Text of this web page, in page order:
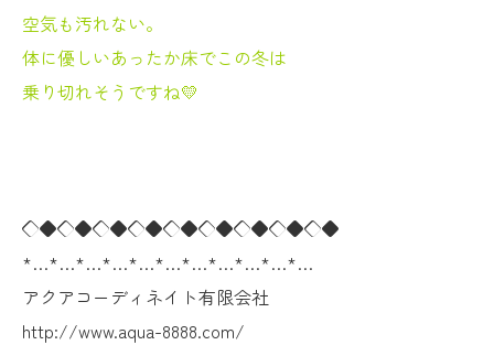
空気も汚れない。
体に優しいあったか床でこの冬は
乗り切れそうですね💛
◇◆◇◆◇◆◇◆◇◆◇◆◇◆◇◆◇◆
*…*…*…*…*…*…*…*…*…*…*…
アクアコーディネイト有限会社
http://www.aqua-8888.com/